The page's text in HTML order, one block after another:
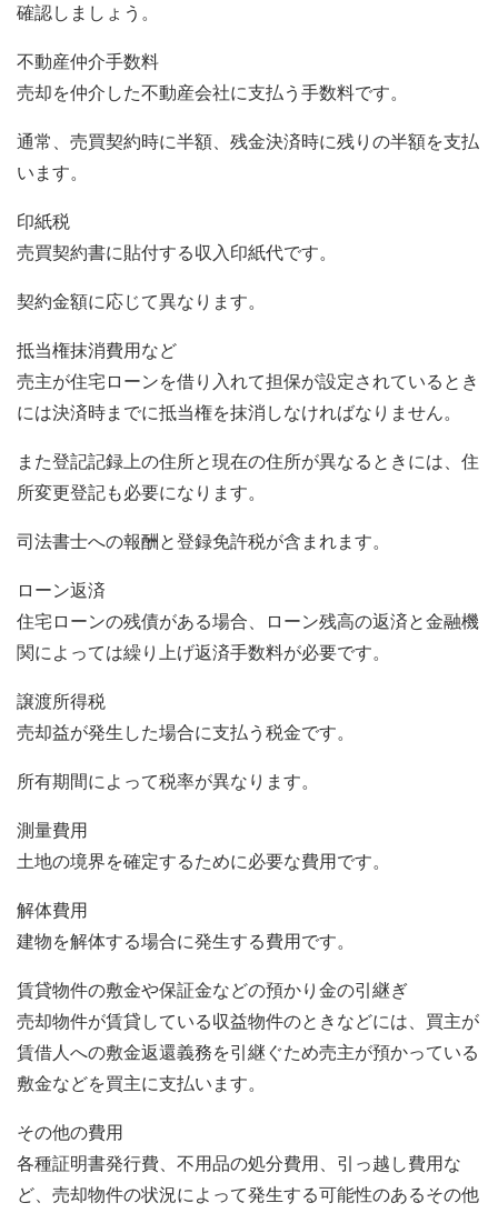
確認しましょう。
不動産仲介手数料
売却を仲介した不動産会社に支払う手数料です。
通常、売買契約時に半額、残金決済時に残りの半額を支払
います。
印紙税
売買契約書に貼付する収入印紙代です。
契約金額に応じて異なります。
抵当権抹消費用など
売主が住宅ローンを借り入れて担保が設定されているとき
には決済時までに抵当権を抹消しなければなりません。
また登記記録上の住所と現在の住所が異なるときには、住
所変更登記も必要になります。
司法書士への報酬と登録免許税が含まれます。
ローン返済
住宅ローンの残債がある場合、ローン残高の返済と金融機
関によっては繰り上げ返済手数料が必要です。
譲渡所得税
売却益が発生した場合に支払う税金です。
所有期間によって税率が異なります。
測量費用
土地の境界を確定するために必要な費用です。
解体費用
建物を解体する場合に発生する費用です。
賃貸物件の敷金や保証金などの預かり金の引継ぎ
売却物件が賃貸している収益物件のときなどには、買主が
賃借人への敷金返還義務を引継ぐため売主が預かっている
敷金などを買主に支払います。
その他の費用
各種証明書発行費、不用品の処分費用、引っ越し費用な
ど、売却物件の状況によって発生する可能性のあるその他